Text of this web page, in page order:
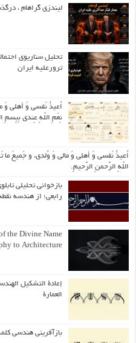
لیندزی گراهام ،
تحلیل سناریوی
ترورعلیه ایران
اُعیذُ نَفسی وَ أهلی وَ
نِعَمِ اللّهِ عِندی بِبِسمِ
اُعیذُ نَفسی وَ أهلی وَ مالی وَ وُلدی، و جَمیعَ ما
اللّهِ الرَّحمنِ الرَّحیمِ.
بازخوانی تحلیلی
رابعی؛ از هندسه
the Divine Name
to Architecture
إعادة التشكيل
العمارة
بازآفرینی هندسی